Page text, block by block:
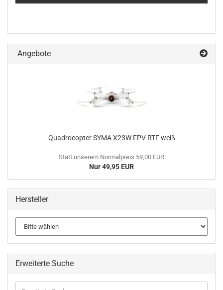
Angebote
Quadrocopter SYMA X23W FPV RTF weiß
Statt unserem Normalpreis 59,00 EUR
Nur 49,95 EUR
Hersteller
Erweiterte Suche